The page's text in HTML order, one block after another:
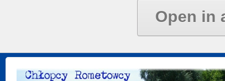
Open in